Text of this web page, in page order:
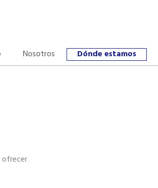
Nosotros Dónde estamos
ofrecer